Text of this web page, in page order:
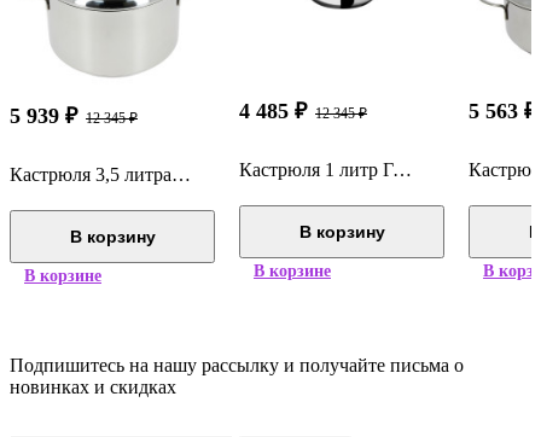
5 939 ₽ 12 345₽
Кастрюля 3,5 литра Гурман Классик ВСМПО 110335
В корзину
В корзине
4 485 ₽ 12 345₽
Кастрюля 1 литр Гурман Классик ВСМПО 110310
В корзину
В корзине
5 563 ₽
В
Подпишитесь на нашу рассылку и получайте письма о
новинках и скидках